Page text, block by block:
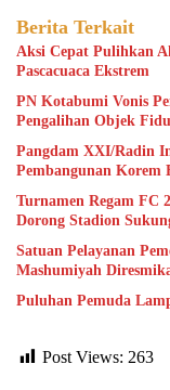
Berita Terkait
Aksi Cepat Pulihkan
Pascacuaca Ekstrem
PN Kotabumi Vonis
Pengalihan Objek
Pangdam XXI/Radin
Pembangunan
Turnamen Regam FC
Dorong Stadion
Satuan Pelayanan
Mashumiyah
Puluhan Pemuda
Post Views: 263